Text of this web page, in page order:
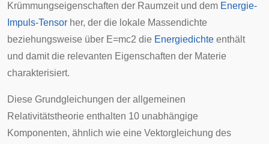
Krümmungseigenschaften der Raumzeit und dem Energie-
Impuls-Tensor her, der die lokale Massendichte
beziehungsweise über E=mc2 die Energiedichte enthält
und damit die relevanten Eigenschaften der Materie
charakterisiert.
Diese Grundgleichungen der allgemeinen
Relativitätstheorie enthalten 10 unabhängige
Komponenten, ähnlich wie eine Vektorgleichung des